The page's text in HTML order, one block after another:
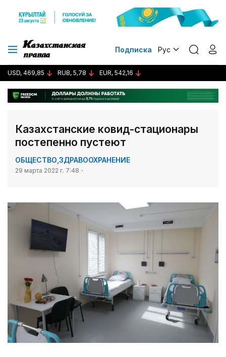
Подписка Рус
USD, 469,85 RUB, 5,78 EUR, 542,16
Казахстанские ковид-стационары
постепенно пустеют
ОБЩЕСТВО ЗДРАВООХРАНЕНИЕ
29 марта 2022 г. 7:48